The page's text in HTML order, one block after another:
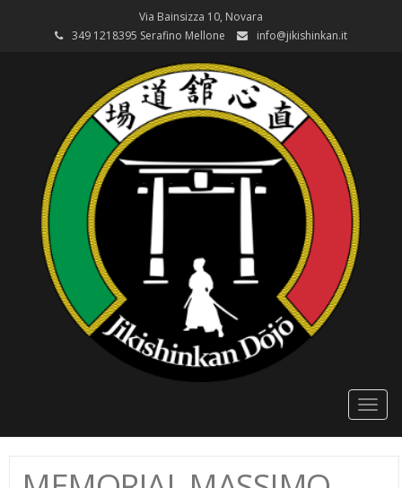
Via Bainsizza 10, Novara
349 1218395 Serafino Mellone
info@jikishinkan.it